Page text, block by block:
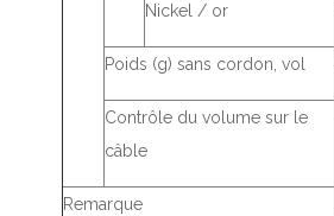
Nickel / or
Poids (g) sans cordon, vol
Contrôle du volume sur le
câble
Remarque